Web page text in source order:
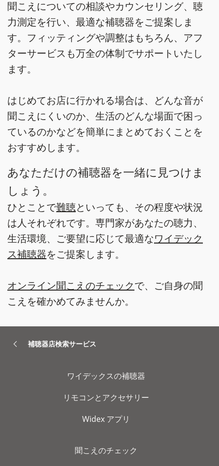
聞こえについての相談やカウンセリング、聴
力測定を行い、最適な補聴器をご提案しま
す。フィッティングや調整はもちろん、アフ
ターサービスも万全の体制でサポートいたし
ます。
はじめてお店に行かれる場合は、どんな音が
聞こえにくいのか、生活のどんな場面で困っ
ているのかなどを簡単にまとめておくことを
おすすめします。
あなただけの補聴器を一緒に見つけま
しょう。
ひとことで難聴といっても、その程度や状況
は人それぞれです。専門家があなたの聴力、
生活環境、ご要望に応じて最適なワイデック
ス補聴器をご提案します。
オンライン聞こえのチェックで、ご自身の聞
こえを確かめてみませんか。
補聴器店検索サービス
ワイデックスの補聴器
リモコンとアクセサリー
Widex アプリ
聞こえのチェック